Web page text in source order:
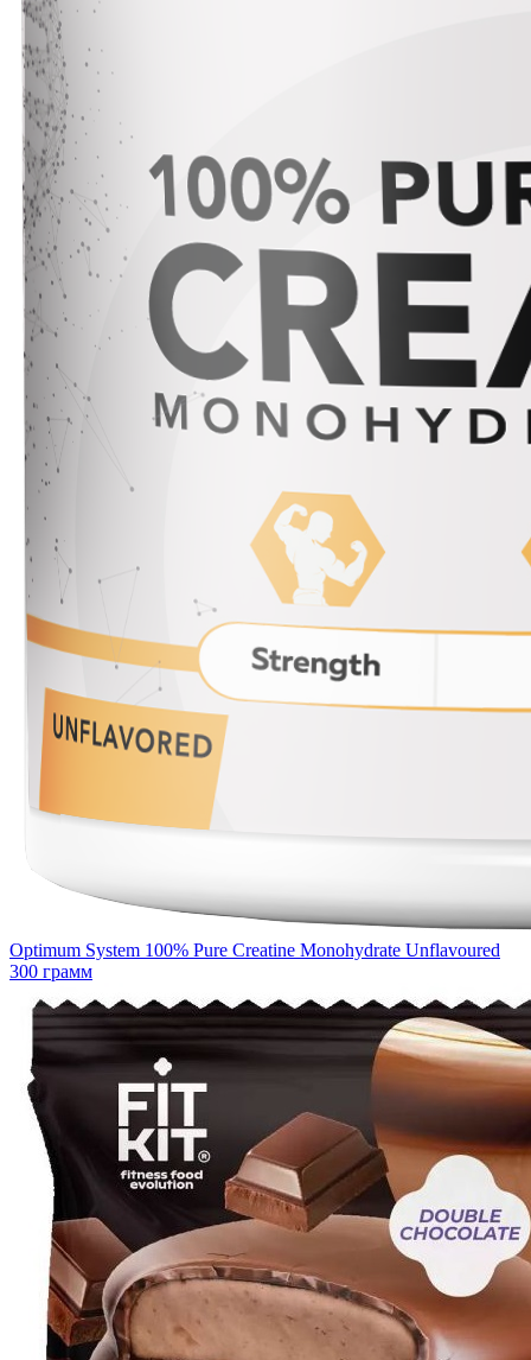
Optimum System 100% Pure Creatine Monohydrate Unflavoured
300 грамм